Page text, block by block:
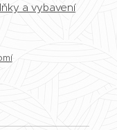
a vybavení